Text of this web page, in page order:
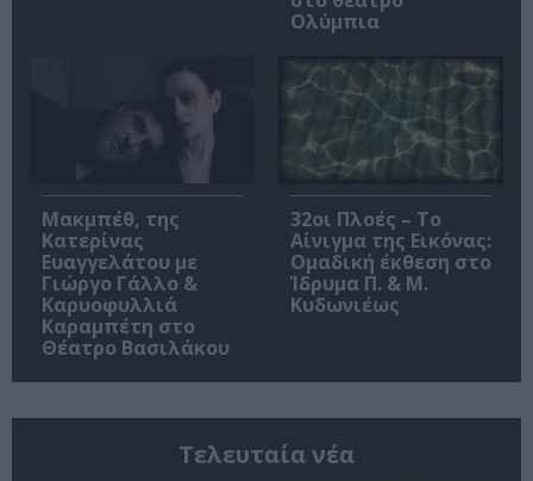
Ολύμπια
Μακμπέθ, της
Κατερίνας
Ευαγγελάτου με
Γιώργο Γάλλο &
Καρυοφυλλιά
Καραμπέτη στο
Θέατρο Βασιλάκου
32οι Πλοές – Το
Αίνιγμα της Εικόνας:
Ομαδική έκθεση στο
Ίδρυμα Π. & Μ.
Κυδωνιέως
Τελευταία νέα